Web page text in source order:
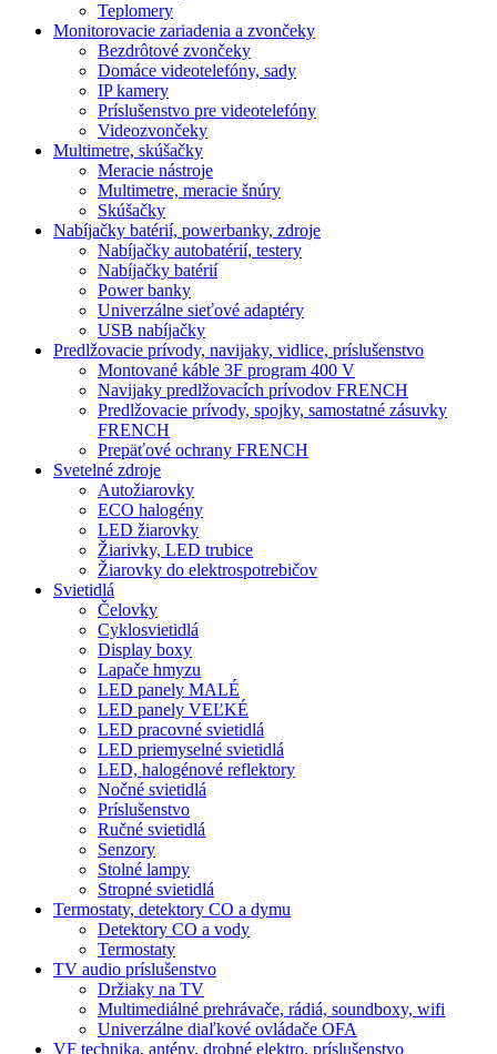
Teplomery
Monitorovacie zariadenia a zvončeky
Bezdrôtové zvončeky
Domáce videotelefóny, sady
IP kamery
Príslušenstvo pre videotelefóny
Videozvončeky
Multimetre, skúšačky
Meracie nástroje
Multimetre, meracie šnúry
Skúšačky
Nabíjačky batérií, powerbanky, zdroje
Nabíjačky autobatérií, testery
Nabíjačky batérií
Power banky
Univerzálne sieťové adaptéry
USB nabíjačky
Predlžovacie prívody, navijaky, vidlice, príslušenstvo
Montované káble 3F program 400 V
Navijaky predlžovacích prívodov FRENCH
Predlžovacie prívody, spojky, samostatné zásuvky
FRENCH
Prepäťové ochrany FRENCH
Svetelné zdroje
Autožiarovky
ECO halogény
LED žiarovky
Žiarivky, LED trubice
Žiarovky do elektrospotrebičov
Svietidlá
Čelovky
Cyklosvietidlá
Display boxy
Lapače hmyzu
LED panely MALÉ
LED panely VEĽKÉ
LED pracovné svietidlá
LED priemyselné svietidlá
LED, halogénové reflektory
Nočné svietidlá
Príslušenstvo
Ručné svietidlá
Senzory
Stolné lampy
Stropné svietidlá
Termostaty, detektory CO a dymu
Detektory CO a vody
Termostaty
TV audio príslušenstvo
Držiaky na TV
Multimediálné prehrávače, rádiá, soundboxy, wifi
Univerzálne diaľkové ovládače OFA
VF technika, antény, drobné elektro, príslušenstvo